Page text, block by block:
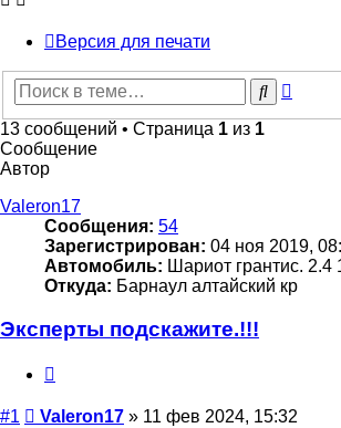
Версия для печати
Поиск
13 сообщений • Страница 1 из 1
Сообщение
Автор
Valeron17
Сообщения: 54
Зарегистрирован: 04 ноя 2019,
Автомобиль: Шариот грантис. 2.4
Откуда: Барнаул алтайский кр
Эксперты подскажите.!!!
#1 Сообщение
Valeron17 » 11 фев 2024, 15:32